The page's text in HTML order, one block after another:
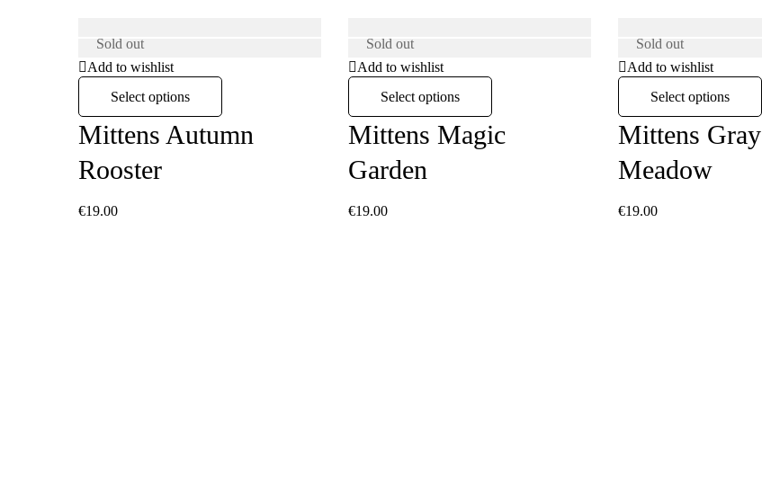
Sold out
Add to wishlist
Select options
Mittens Autumn
Rooster
€19.00
Sold out
Add to wishlist
Select options
Mittens Magic
Garden
€19.00
Sold out
Add to wishlist
Select options
Mittens Gray
Meadow
€19.00